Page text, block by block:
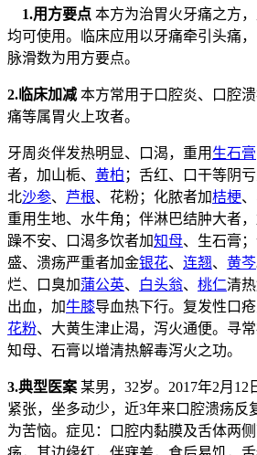
1.用方要点 本方为治胃火牙痛之方
均可使用。临床应用以牙痛牵引头痛，
脉滑数为用方要点。
2.临床加减本方常用于口腔炎、口腔
痛等属胃火上攻者。
牙周炎伴发热明显、口渴，重用 生石膏
者，加山栀、 黄柏 ；舌红、口干等阴
北沙参、 芦根、花粉；化脓者加桔梗
重用生地、水牛角；伴淋巴结肿大者，
躁不安、口渴多饮者加知母、生石膏
盛、溃疡严重者加金银花、 连翘、 黄芩
烂、口臭加蒲公英、 白头翁、 桃仁清
出血，加牛膝导血热下行。复发性口
花粉、大黄生津止渴，泻火通便。寻
知母、石膏以增清热解毒泻火之功。
3.典型医案 某男，32岁。2017年2月
紧张，坐多动少，近3年来口腔溃疡反
为苦恼。症见：口腔内黏膜及舌体两